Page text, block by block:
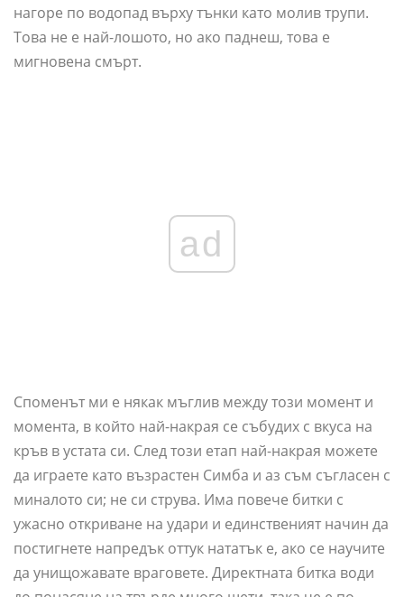
нагоре по водопад върху тънки като молив трупи.
Това не е най-лошото, но ако паднеш, това е
мигновена смърт.
ad
Споменът ми е някак мъглив между този момент и
момента, в който най-накрая се събудих с вкуса на
кръв в устата си. След този етап най-накрая можете
да играете като възрастен Симба и аз съм съгласен с
миналото си; не си струва. Има повече битки с
ужасно откриване на удари и единственият начин да
постигнете напредък оттук нататък е, ако се научите
да унищожавате враговете. Директната битка води